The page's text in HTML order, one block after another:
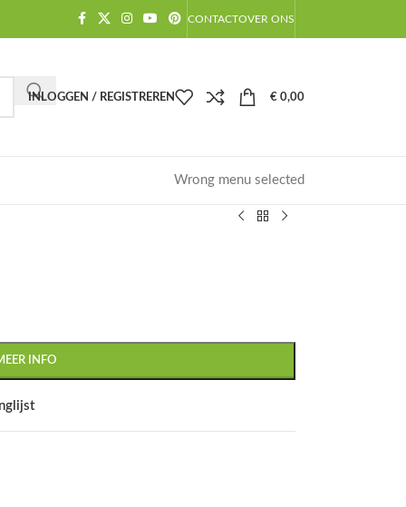
CONTACTOVER ONS
INLOGGEN / REGISTREREN € 0,00
Wrong menu selected
INFO